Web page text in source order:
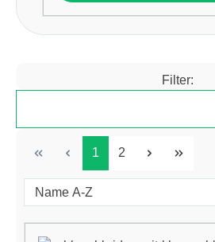
Filter:
Seite
1 Seite
2